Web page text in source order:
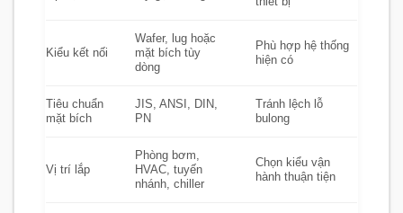
Kiểu kết nối
Wafer, lug hoặc
mặt bích tùy
dòng
Phù hợp hệ thống
hiện có
Tiêu chuẩn
mặt bích
JIS, ANSI, DIN,
PN
Tránh lệch lỗ
bulong
Vị trí lắp
Phòng bơm,
HVAC, tuyến
nhánh, chiller
Chọn kiểu vận
hành thuận tiện